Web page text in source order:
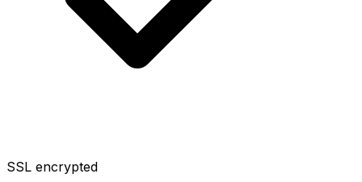
SSL encrypted